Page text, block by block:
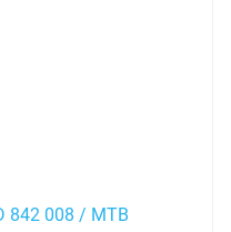
842 008 / MTB